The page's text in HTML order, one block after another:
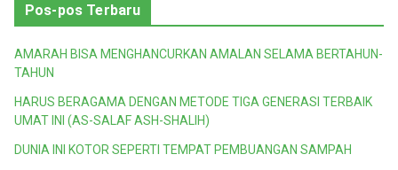
Pos-pos Terbaru
AMARAH BISA MENGHANCURKAN AMALAN SELAMA BERTAHUN-
TAHUN
HARUS BERAGAMA DENGAN METODE TIGA GENERASI TERBAIK
UMAT INI (AS-SALAF ASH-SHALIH)
DUNIA INI KOTOR SEPERTI TEMPAT PEMBUANGAN SAMPAH